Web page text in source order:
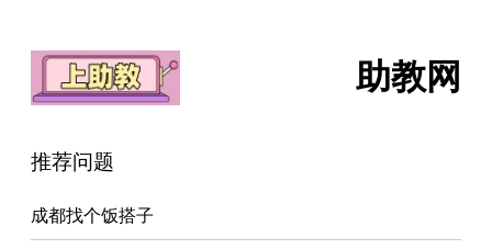
助教网
推荐问题
成都找个饭搭子